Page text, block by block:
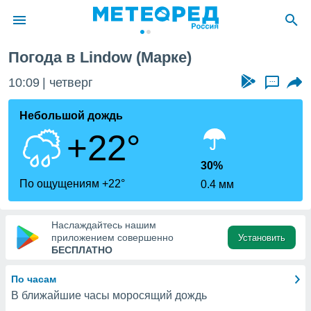
о
Вы можете
к этому
доступ
Погода в Lindow (Марке)
10:09 четверг ...
Небольшой дождь
+22°
По ощущениям +22°
30%
0.4 мм
Наслаждайтесь нашим
приложением совершенно
БЕСПЛАТНО
Установить
По часам
В ближайшие часы моросящий дождь